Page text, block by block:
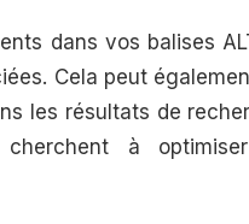
dans vos balises
Cela peut
les résultats de
cherchent à